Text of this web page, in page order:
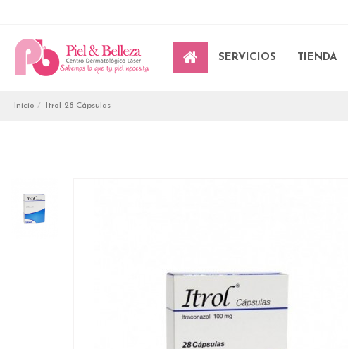
SERVICIOS TIENDA
Inicio Itrol 28 Cápsulas